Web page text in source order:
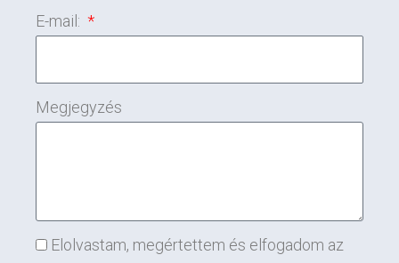
E-mail:
Megjegyzés
Elolvastam, megértettem és elfogadom az